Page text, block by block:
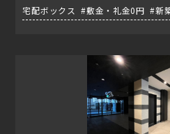
宅配ボックス #敷金・礼金0円 #新